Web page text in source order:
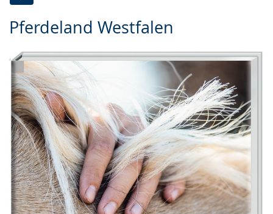
Pferdeland Westfalen
Leichten
Sprache
wechseln.
Audio-
Unterstützung.
Video
Deutscher
Gebärdensprache
wird
angezeigt.